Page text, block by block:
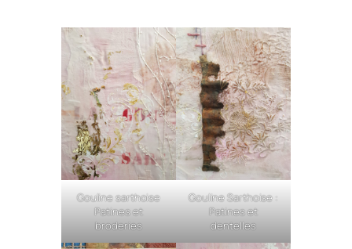
Gouline sarthoise
Patines et
broderies
Gouline Sarthoise :
Patines et
dentelles